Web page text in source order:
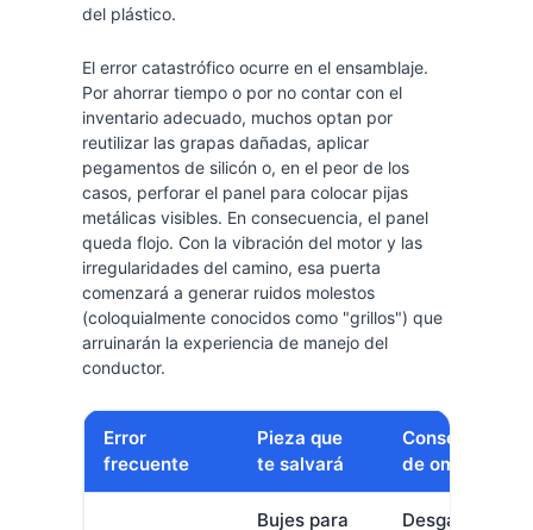
del plástico.
El error catastrófico ocurre en el ensamblaje.
Por ahorrar tiempo o por no contar con el
inventario adecuado, muchos optan por
reutilizar las grapas dañadas, aplicar
pegamentos de silicón o, en el peor de los
casos, perforar el panel para colocar pijas
metálicas visibles. En consecuencia, el panel
queda flojo. Con la vibración del motor y las
irregularidades del camino, esa puerta
comenzará a generar ruidos molestos
(coloquialmente conocidos como "grillos") que
arruinarán la experiencia de manejo del
conductor.
Error
frecuente
Pieza que
te salvará
Consecuencia
de omitirla
Bujes para
Desgaste